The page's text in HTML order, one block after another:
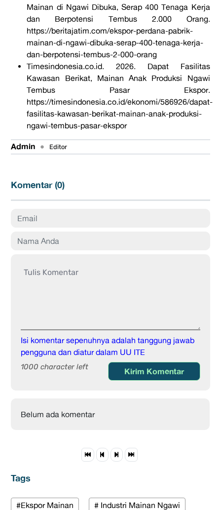
Mainan di Ngawi Dibuka, Serap 400 Tenaga Kerja
dan Berpotensi Tembus 2.000 Orang.
https://beritajatim.com/ekspor-perdana-pabrik-
mainan-di-ngawi-dibuka-serap-400-tenaga-kerja-
dan-berpotensi-tembus-2-000-orang
Timesindonesia.co.id. 2026. Dapat Fasilitas
Kawasan Berikat, Mainan Anak Produksi Ngawi
Tembus Pasar Ekspor.
https://timesindonesia.co.id/ekonomi/586926/dapat-
fasilitas-kawasan-berikat-mainan-anak-produksi-
ngawi-tembus-pasar-ekspor
Admin • Editor
Komentar (0)
Isi komentar sepenuhnya adalah tanggung jawab
pengguna dan diatur dalam UU ITE
1000 character left Kirim Komentar
Belum ada komentar
Tags
#Ekspor Mainan # Industri Mainan Ngawi